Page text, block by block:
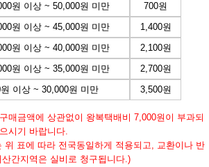
원 이상 ~ 50,000원 미만
700원
원 이상 ~ 45,000원 미만
1,400원
원 이상 ~ 40,000원 미만
2,100원
원 이상 ~ 35,000원 미만
2,700원
이상 ~ 30,000원 미만 3,500원
매금액에 상관없이 왕복택배비 7,000원이 부과되
시기 바랍니다.
위 표에 따라 전국동일하게 적용되고, 교환이나 반
간지역은 실비로 청구됩니다.)